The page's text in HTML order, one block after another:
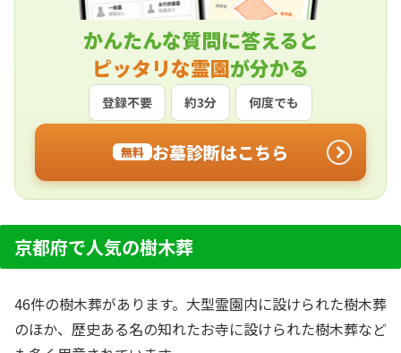
かんたんな質問に答えると
ピッタリな霊園が分かる
登録不要 約3分 何度でも
無料 お墓診断はこちら
京都府で人気の樹木葬
46件の樹木葬があります。大型霊園内に設けられた樹木葬
のほか、歴史ある名の知れたお寺に設けられた樹木葬など